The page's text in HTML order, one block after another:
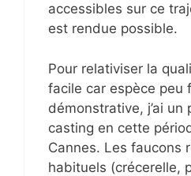
accessibles sur ce
est rendue possible.
Pour relativiser la
facile car espèce peu
démonstrative, j’ai un
casting en cette
Cannes. Les faucons
habituels (crécerelle,